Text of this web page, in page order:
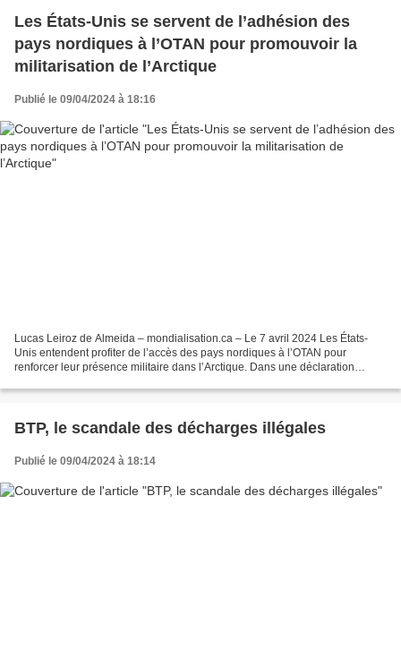
Les États-Unis se servent de l’adhésion des
pays nordiques à l’OTAN pour promouvoir la
militarisation de l’Arctique
Publié le 09/04/2024 à 18:16
Lucas Leiroz de Almeida – mondialisation.ca – Le 7 avril 2024 Les États-
Unis entendent profiter de l’accès des pays nordiques à l’OTAN pour
renforcer leur présence militaire dans l’Arctique. Dans une déclaration
BTP, le scandale des décharges illégales
Publié le 09/04/2024 à 18:14